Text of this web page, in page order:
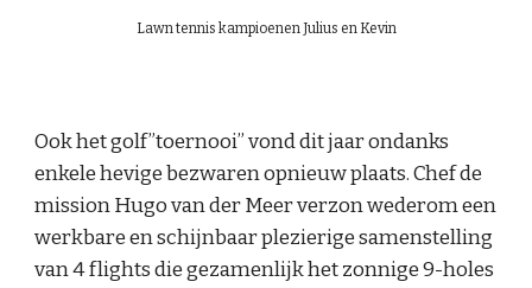
Lawn tennis kampioenen Julius en Kevin
Ook het golf”toernooi” vond dit jaar ondanks
enkele hevige bezwaren opnieuw plaats. Chef de
mission Hugo van der Meer verzon wederom een
werkbare en schijnbaar plezierige samenstelling
van 4 flights die gezamenlijk het zonnige 9-holes